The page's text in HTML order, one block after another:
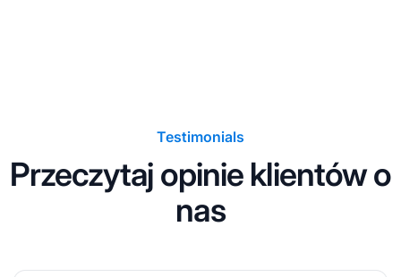
Testimonials
Przeczytaj opinie klientów o
nas